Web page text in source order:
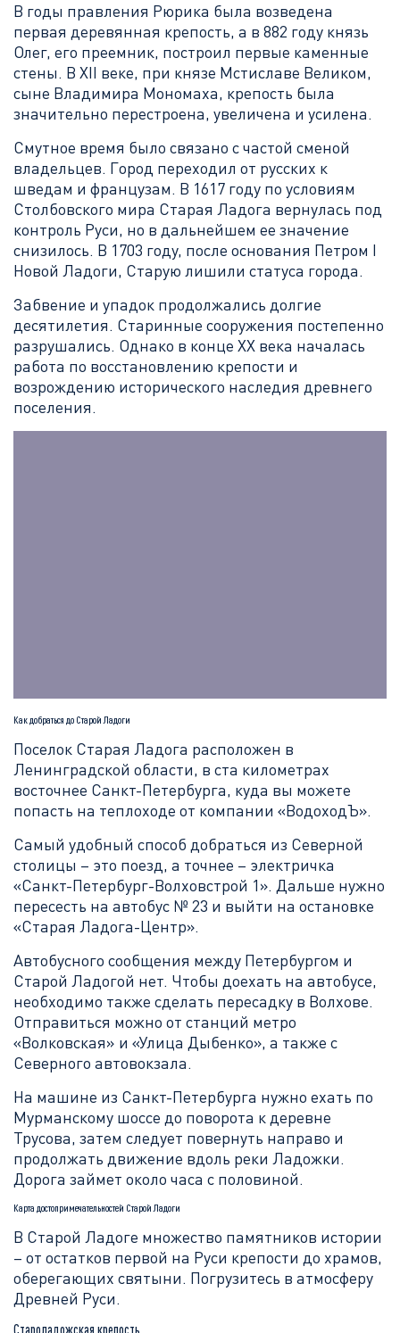
В годы правления Рюрика была возведена
первая деревянная крепость, а в 882 году князь
Олег, его преемник, построил первые каменные
стены. В XII веке, при князе Мстиславе Великом,
сыне Владимира Мономаха, крепость была
значительно перестроена, увеличена и усилена.
Смутное время было связано с частой сменой
владельцев. Город переходил от русских к
шведам и французам. В 1617 году по условиям
Столбовского мира Старая Ладога вернулась под
контроль Руси, но в дальнейшем ее значение
снизилось. В 1703 году, после основания Петром I
Новой Ладоги, Старую лишили статуса города.
Забвение и упадок продолжались долгие
десятилетия. Старинные сооружения постепенно
разрушались. Однако в конце XX века началась
работа по восстановлению крепости и
возрождению исторического наследия древнего
поселения.
Как добраться до Старой Ладоги
Поселок Старая Ладога расположен в
Ленинградской области, в ста километрах
восточнее Санкт-Петербурга, куда вы можете
попасть на теплоходе от компании «ВодоходЪ».
Самый удобный способ добраться из Северной
столицы – это поезд, а точнее – электричка
«Санкт-Петербург-Волховстрой 1». Дальше нужно
пересесть на автобус № 23 и выйти на остановке
«Старая Ладога-Центр».
Автобусного сообщения между Петербургом и
Старой Ладогой нет. Чтобы доехать на автобусе,
необходимо также сделать пересадку в Волхове.
Отправиться можно от станций метро
«Волковская» и «Улица Дыбенко», а также с
Северного автовокзала.
На машине из Санкт-Петербурга нужно ехать по
Мурманскому шоссе до поворота к деревне
Трусова, затем следует повернуть направо и
продолжать движение вдоль реки Ладожки.
Дорога займет около часа с половиной.
Карта достопримечательностей Старой Ладоги
В Старой Ладоге множество памятников истории
– от остатков первой на Руси крепости до храмов,
оберегающих святыни. Погрузитесь в атмосферу
Древней Руси.
Староладожская крепость